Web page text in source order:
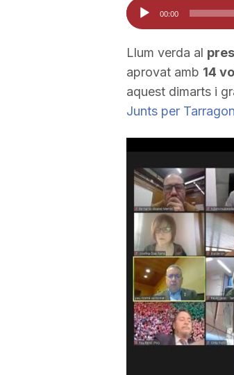
a
t
d
e
a
r
r
Reproductor
d'àudio
00:00
Llum verda al
aprovat amb 14
aquest dimarts i
Junts per